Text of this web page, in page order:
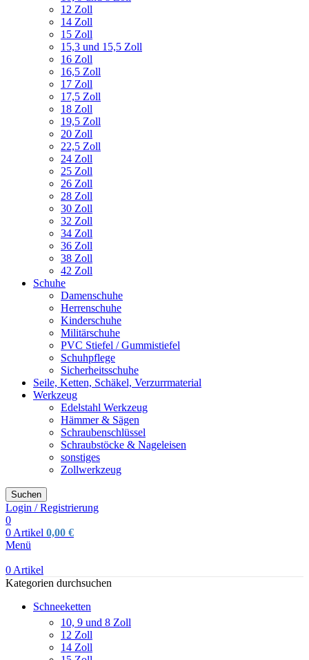
12 Zoll
14 Zoll
15 Zoll
15,3 und 15,5 Zoll
16 Zoll
16,5 Zoll
17 Zoll
17,5 Zoll
18 Zoll
19,5 Zoll
20 Zoll
22,5 Zoll
24 Zoll
25 Zoll
26 Zoll
28 Zoll
30 Zoll
32 Zoll
34 Zoll
36 Zoll
38 Zoll
42 Zoll
Schuhe
Damenschuhe
Herrenschuhe
Kinderschuhe
Militärschuhe
PVC Stiefel / Gummistiefel
Schuhpflege
Sicherheitsschuhe
Seile, Ketten, Schäkel, Verzurrmaterial
Werkzeug
Edelstahl Werkzeug
Hämmer & Sägen
Schraubenschlüssel
Schraubstöcke & Nageleisen
sonstiges
Zollwerkzeug
Suchen
Login / Registrierung
0
0 Artikel 0,00 €
Menü
0 Artikel
Kategorien durchsuchen
Schneeketten
10, 9 und 8 Zoll
12 Zoll
14 Zoll